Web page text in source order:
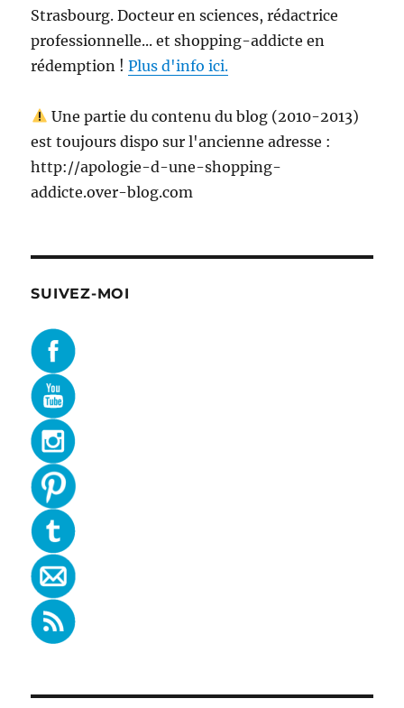
Strasbourg. Docteur en sciences, rédactrice
professionnelle... et shopping-addicte en
rédemption !Plus d'info ici.
Une partie du contenu du blog (2010-2013)
est toujours dispo sur l'ancienne adresse :
http://apologie-d-une-shopping-
addicte.over-blog.com
SUIVEZ-MOI